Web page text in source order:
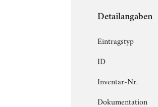
Detailangaben
Eintragstyp
ID
Inventar-Nr.
Dokumentation